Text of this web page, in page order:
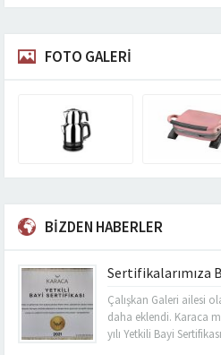
FOTO GALERİ
BİZDEN HABERLER
Sertifikalarımıza
Çalışkan Galeri ailesi
daha eklendi. Karaca
yılı Yetkili Bayi